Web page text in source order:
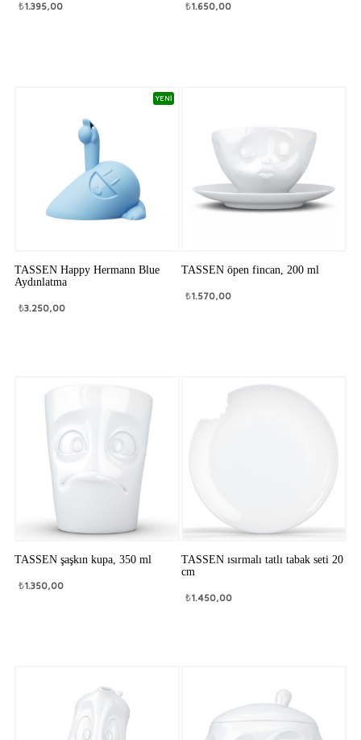
₺1.395,00 ₺1.650,00
YENİ
TASSEN Happy Hermann Blue
Aydınlatma
₺3.250,00
TASSEN öpen fincan, 200 ml
₺1.570,00
TASSEN şaşkın kupa, 350 ml
₺1.350,00
TASSEN ısırmalı tatlı tabak seti 20
cm
₺1.450,00